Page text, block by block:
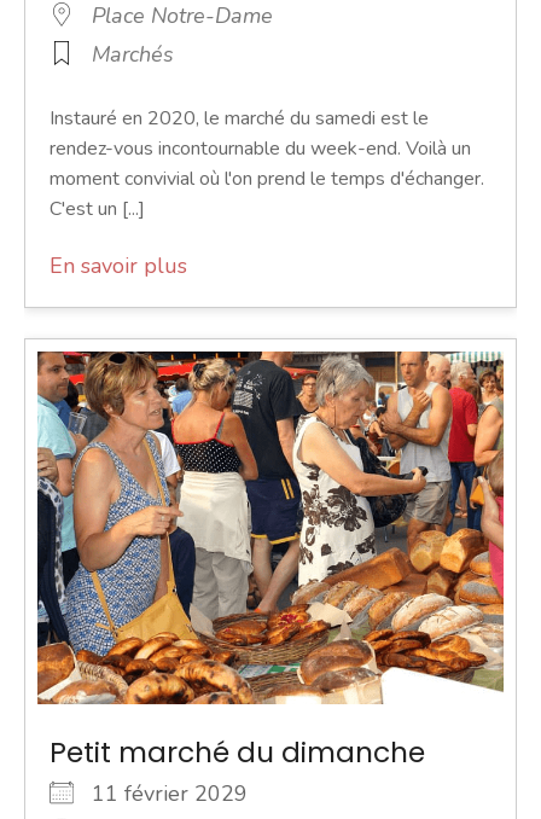
Place Notre-Dame
Marchés
Instauré en 2020, le marché du samedi est le
rendez-vous incontournable du week-end. Voilà un
moment convivial où l'on prend le temps d'échanger.
C'est un [...]
En savoir plus
Petit marché du dimanche
11 février 2029